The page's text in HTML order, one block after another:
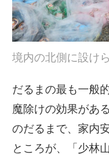
境内の北側に設け
だるまの最も一般
魔除けの効果があ
のだるまで、家内
ところが、「少林